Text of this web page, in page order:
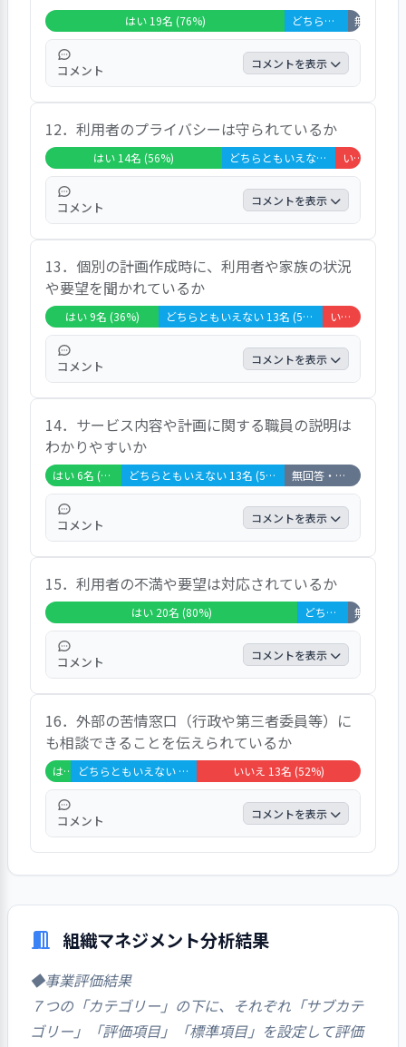
してくれると思います」「私はけんかをしな
いのでわかりませんが、職員は対応をしてく
れると思います」などの声が寄せられた。
はい 19名 (76%) どちらともいえない 5名 (20%) 無回答・
コメント コメントを表示
回答者の76％が「はい」と回答し、利用者の
気持ちの尊重に関して概ね満足を得ている。
「『そろそろトイレに行きましょう』と丁度
良い頃合いに誘ってくれます」などの声が寄
せられた。
12．利用者のプライバシーは守られているか
はい 14名 (56%) どちらともいえない 9名 (36%) いいえ 2名 (8%)
コメント コメントを表示
回答は、「はい」56％、「どちらともいえな
い」36％、「いいえ」8％であった。
13．個別の計画作成時に、利用者や家族の状況
や要望を聞かれているか
はい 9名 (36%) どちらともいえない 13名 (52%) いいえ 3名 (12%)
コメント コメントを表示
回答は、「はい」36％、「どちらともいえな
い」52％、「いいえ」12％であった。「家
に早く帰れるように工夫してもらっていま
す」「３か月に一度、よく話し合っていま
す」などの声が寄せられた。
14．サービス内容や計画に関する職員の説明は
わかりやすいか
はい 6名 (24%) どちらともいえない 13名 (52%) 無回答・非該当 6名 (24%)
コメント コメントを表示
回答は、「はい」24％、「どちらともいえな
い」52％、「無回答・非該当」24％であっ
た。
15．利用者の不満や要望は対応されているか
はい 20名 (80%) どちらともいえない 4名 (16%) 無回答・
コメント コメントを表示
回答者の80％が「はい」と回答し、不満や要
望への対応に関して高い満足を得ている。
「（不満や要望を）言った場合には対応して
くれるだろうと信じています」などの声が寄
せられた。
16．外部の苦情窓口（行政や第三者委員等）に
も相談できることを伝えられているか
はい 2名 (8%) どちらともいえない 10名 (40%) いいえ 13名 (52%)
コメント コメントを表示
回答は、「はい」8％、「どちらともいえな
い」40％、「いいえ」52％であった。
組織マネジメント分析結果
◆事業評価結果
７つの「カテゴリー」の下に、それぞれ「サブカテ
ゴリー」「評価項目」「標準項目」を設定して評価